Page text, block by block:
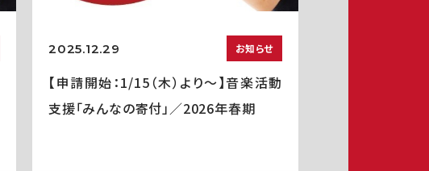
2025.12.29 お知らせ
【申請開始：1/15（木）より～】音楽活動
支援「みんなの寄付」／2026年春期